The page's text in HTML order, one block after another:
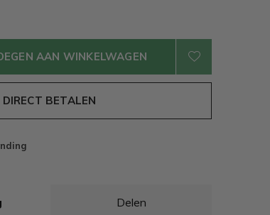
AAN WINKELWAGEN
DIRECT BETALEN
Delen